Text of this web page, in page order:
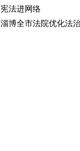
宪法进网络
淄博全市法院优化法